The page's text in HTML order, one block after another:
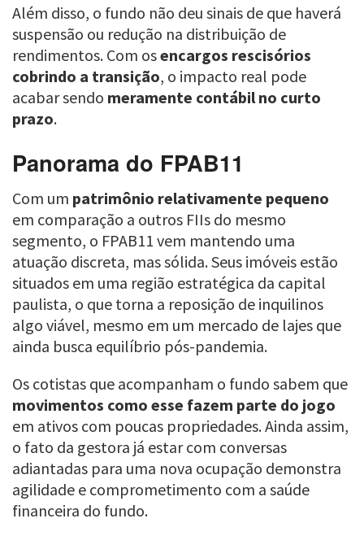
Além disso, o fundo não deu sinais de que haverá
suspensão ou redução na distribuição de
rendimentos. Com osencargos rescisórios
cobrindo a transição, o impacto real pode
acabar sendo meramente contábil no curto
prazo.
Panorama do FPAB11
Com um patrimônio relativamente pequeno
em comparação a outros FIIs do mesmo
segmento, o FPAB11 vem mantendo uma
atuação discreta, mas sólida. Seus imóveis estão
situados em uma região estratégica da capital
paulista, o que torna a reposição de inquilinos
algo viável, mesmo em um mercado de lajes que
ainda busca equilíbrio pós-pandemia.
Os cotistas que acompanham o fundo sabem que
movimentos como esse fazem parte do jogo
em ativos com poucas propriedades. Ainda assim,
o fato da gestora já estar com conversas
adiantadas para uma nova ocupação demonstra
agilidade e comprometimento com a saúde
financeira do fundo.